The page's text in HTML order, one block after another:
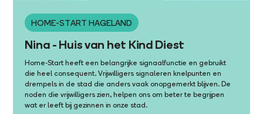
HOME-START HAGELAND
Nina - Huis van het Kind Diest
Home-Start heeft een belangrijke signaalfunctie en gebruikt
die heel consequent. Vrijwilligers signaleren knelpunten en
drempels in de stad die anders vaak onopgemerkt blijven. De
noden die vrijwilligers zien, helpen ons om beter te begrijpen
wat er leeft bij gezinnen in onze stad.